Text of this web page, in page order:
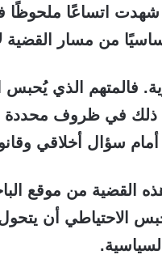
شهدت اتساعًا ملحوظًا
من مسار القضية
فالمتهم الذي يُحبس
ذلك في ظروف
أمام سؤال أخلاقي
القضية من موقع
الاحتياطي أن